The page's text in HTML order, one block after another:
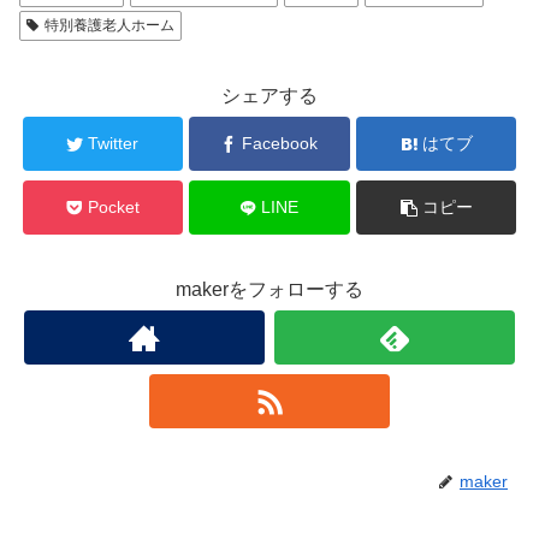
特別養護老人ホーム
シェアする
Twitter Facebook はてブ
Pocket LINE コピー
makerをフォローする
maker